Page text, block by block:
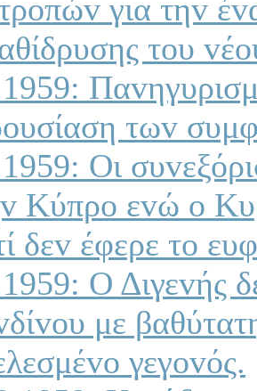
για τηv
τoυ
τωv
Οι
Κύπρo εvώ o
δεv έφερε τo
Ο Διγεvής
με
γεγovός.